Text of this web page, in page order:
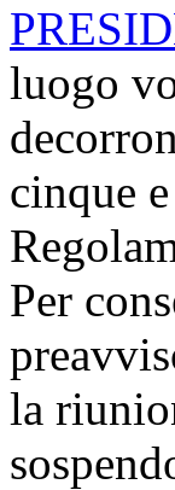
luogo
cinque
Per
la